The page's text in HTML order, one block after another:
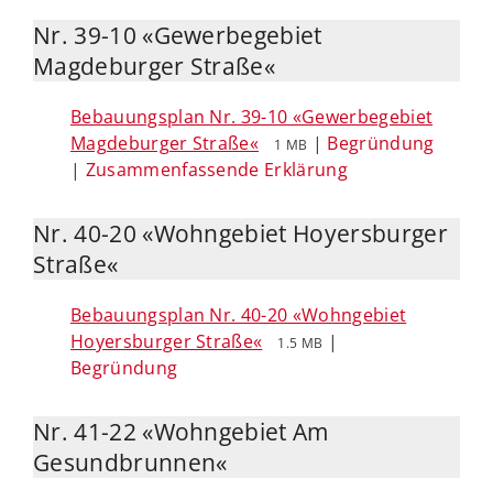
Nr. 39-10 «Gewerbegebiet
Magdeburger Straße«
Bebauungsplan Nr. 39-10 «Gewerbegebiet
Magdeburger Straße«
1 MB | Begründung
| Zusammenfassende Erklärung
Nr. 40-20 «Wohngebiet Hoyersburger
Straße«
Bebauungsplan Nr. 40-20 «Wohngebiet
Hoyersburger Straße«
1.5 MB |
Begründung
Nr. 41-22 «Wohngebiet Am
Gesundbrunnen«